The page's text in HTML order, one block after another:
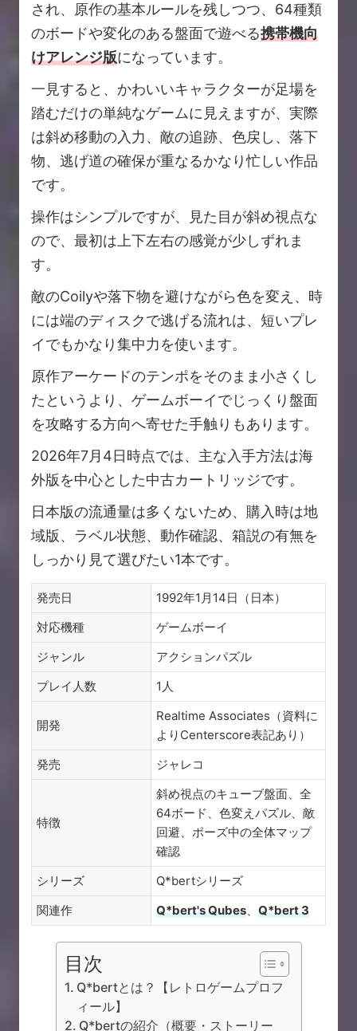
され、原作の基本ルールを残しつつ、64種類
のボードや変化のある盤面で遊べる携帯機向
けアレンジ版になっています。
一見すると、かわいいキャラクターが足場を
踏むだけの単純なゲームに見えますが、実際
は斜め移動の入力、敵の追跡、色戻し、落下
物、逃げ道の確保が重なるかなり忙しい作品
です。
操作はシンプルですが、見た目が斜め視点な
ので、最初は上下左右の感覚が少しずれま
す。
敵のCoilyや落下物を避けながら色を変え、時
には端のディスクで逃げる流れは、短いプレ
イでもかなり集中力を使います。
原作アーケードのテンポをそのまま小さくし
たというより、ゲームボーイでじっくり盤面
を攻略する方向へ寄せた手触りもあります。
2026年7月4日時点では、主な入手方法は海
外版を中心とした中古カートリッジです。
日本版の流通量は多くないため、購入時は地
域版、ラベル状態、動作確認、箱説の有無を
しっかり見て選びたい1本です。
発売日
1992年1月14日（日本）
対応機種
ゲームボーイ
ジャンル
アクションパズル
プレイ人数
1人
開発
Realtime Associates（資料に
よりCenterscore表記あり）
発売
ジャレコ
特徴
斜め視点のキューブ盤面、全
64ボード、色変えパズル、敵
回避、ポーズ中の全体マップ
確認
シリーズ
Q*bertシリーズ
関連作
Q*bert's Qubes、 Q*bert 3
目次
Q*bertとは？【レトロゲームプロフ
ィール】
Q*bertの紹介（概要・ストーリー